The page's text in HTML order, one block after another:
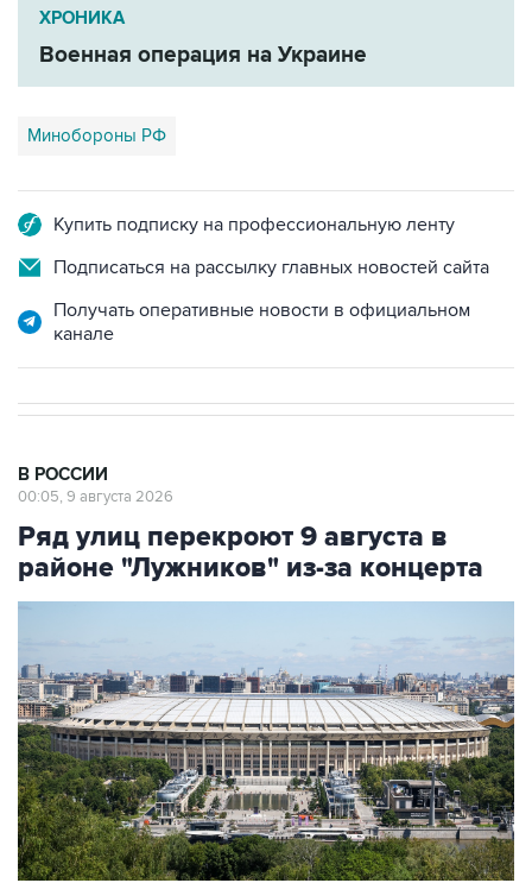
ХРОНИКА
Военная операция на Украине
Минобороны РФ
Купить подписку на профессиональную ленту
Подписаться на рассылку главных новостей сайта
Получать оперативные новости в официальном
канале
В РОССИИ
00:05, 9 августа 2026
Ряд улиц перекроют 9 августа в
районе "Лужников" из-за концерта